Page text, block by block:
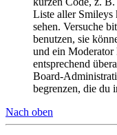
Liste aller Smileys
sehen. Versuche
benutzen, sie
und ein Moderator
entsprechend
Board-
begrenzen, die du
Nach oben